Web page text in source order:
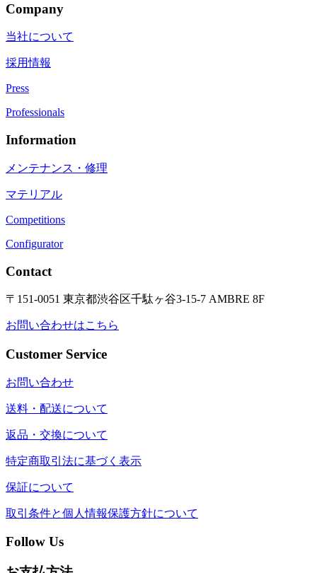
Company
当社について
採用情報
Press
Professionals
Information
メンテナンス・修理
マテリアル
Competitions
Configurator
Contact
〒151-0051 東京都渋谷区千駄ヶ谷3-15-7 AMBRE 8F
お問い合わせはこちら
Customer Service
お問い合わせ
送料・配送について
返品・交換について
特定商取引法に基づく表示
保証について
取引条件と個人情報保護方針について
Follow Us